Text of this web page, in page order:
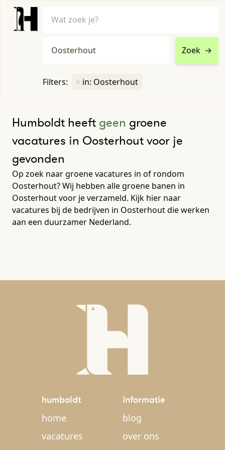
Zoek →
Filters: × in: Oosterhout
Humboldt heeft geen groene
vacatures in Oosterhout voor je
gevonden
Op zoek naar groene vacatures in of rondom
Oosterhout? Wij hebben alle groene banen in
Oosterhout voor je verzameld. Kijk hier naar
vacatures bij de bedrijven in Oosterhout die werken
aan een duurzamer Nederland.
humboldt
home
vacatures
informatie
blog
over ons